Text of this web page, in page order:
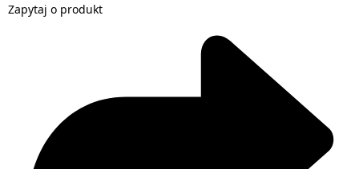
Zapytaj o produkt